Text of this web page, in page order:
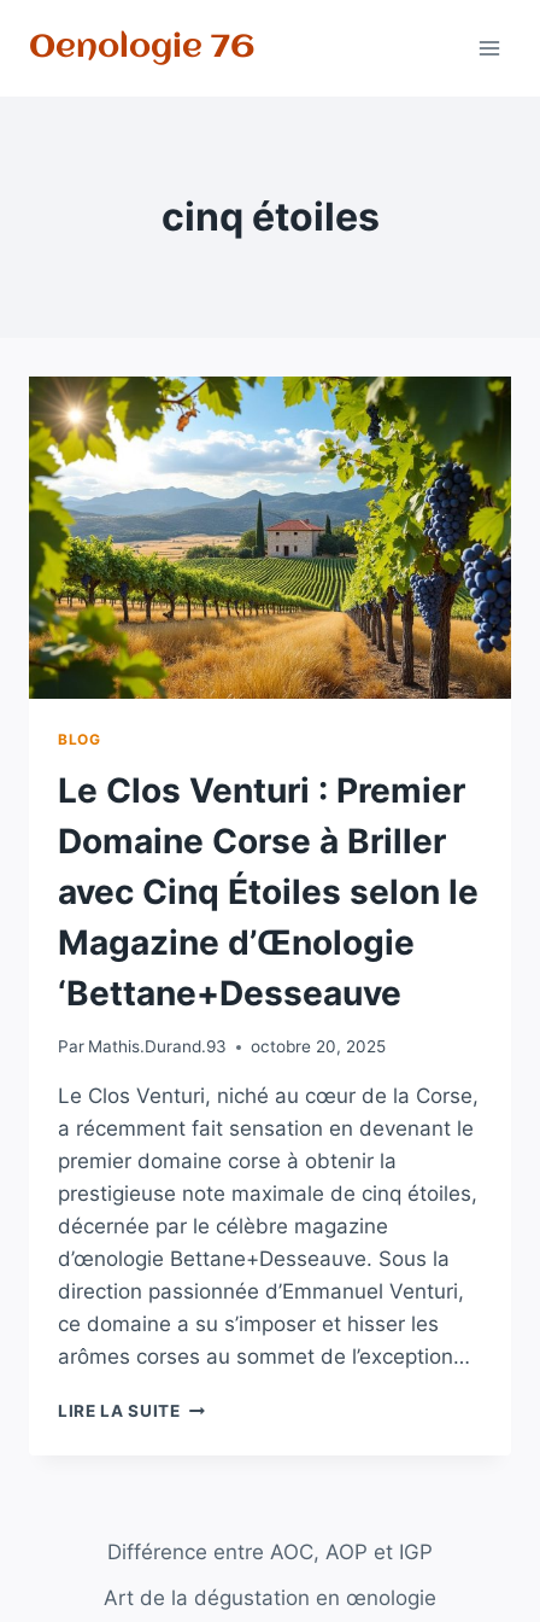
Oenologie 76
cinq étoiles
BLOG
Le Clos Venturi : Premier
Domaine Corse à Briller
avec Cinq Étoiles selon le
Magazine d’Œnologie
‘Bettane+Desseauve
Par Mathis.Durand.93 octobre 20, 2025
Le Clos Venturi, niché au cœur de la Corse,
a récemment fait sensation en devenant le
premier domaine corse à obtenir la
prestigieuse note maximale de cinq étoiles,
décernée par le célèbre magazine
d’œnologie Bettane+Desseauve. Sous la
direction passionnée d’Emmanuel Venturi,
ce domaine a su s’imposer et hisser les
arômes corses au sommet de l’exception…
LIRE LA SUITELE
CORSE
BRILLER
Différence entre AOC, AOP et IGP
Art de la dégustation en œnologie